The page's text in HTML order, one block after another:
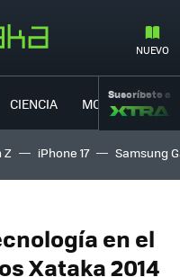
NUEVO
CIENCIA MOVILIDAD
Suscríbete a
Z iPhone 17 Samsung
en el
Xataka 2014